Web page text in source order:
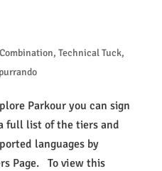
, Technical Tuck,
Parkour you can sign
full list of the tiers and
languages by
Page. To view this